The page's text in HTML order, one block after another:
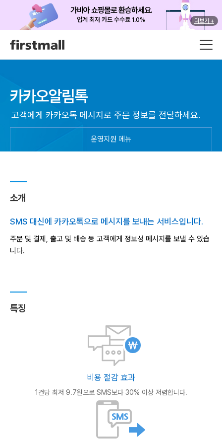
가비아 쇼핑몰로 환승하세요.
업계 최저 카드 수수료 1.0% 더보기 +
카카오알림톡
고객에게 카카오톡 메시지로 주문 정보를 전달하세요.
운영지원 메뉴
소개
SMS 대신에 카카오톡으로 메시지를 보내는 서비스입니다.
주문 및 결제, 출고 및 배송 등 고객에게 정보성 메시지를 보낼 수 있습
니다.
특징
비용 절감 효과
1건당 최저 9.7원으로 SMS보다30% 이상 저렴합니다.